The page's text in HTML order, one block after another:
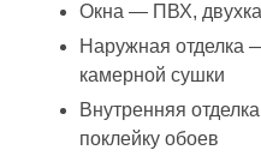
Окна — ПВХ,
Наружная отделка
камерной сушки
Внутренняя
поклейку обоев